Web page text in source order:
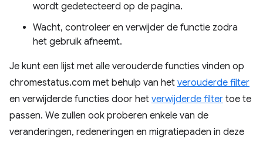
wordt gedetecteerd op de pagina.
Wacht, controleer en verwijder de functie zodra
het gebruik afneemt.
Je kunt een lijst met alle verouderde functies vinden op
chromestatus.com met behulp van het verouderde filter
en verwijderde functies door het verwijderde filter toe te
passen. We zullen ook proberen enkele van de
veranderingen, redeneringen en migratiepaden in deze